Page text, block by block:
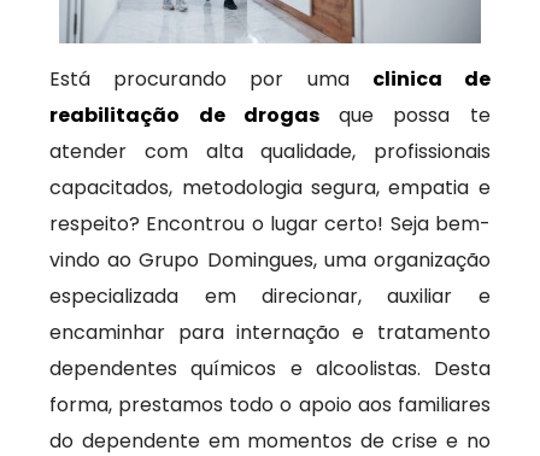
Está procurando por uma clinica de
reabilitação de drogasque possa te
atender com alta qualidade, profissionais
capacitados, metodologia segura, empatia e
respeito? Encontrou o lugar certo! Seja bem-
vindo ao Grupo Domingues, uma organização
especializada em direcionar, auxiliar e
encaminhar para internação e tratamento
dependentes químicos e alcoolistas. Desta
forma, prestamos todo o apoio aos familiares
do dependente em momentos de crise e no